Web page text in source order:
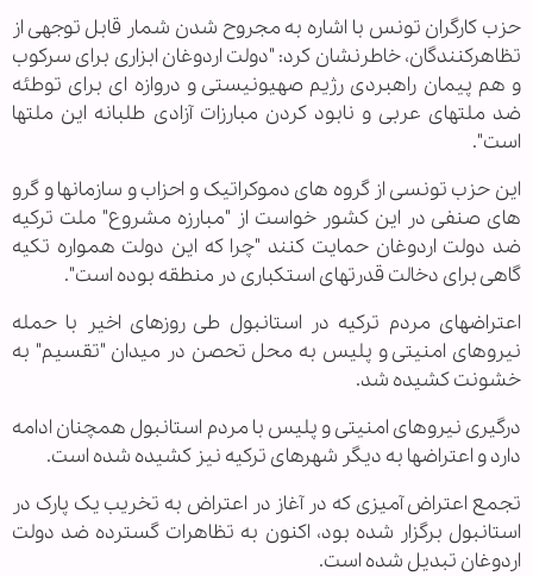
حزب کارگران تونس با اشاره به مجروح شدن شمار قابل توجهی از
تظاهرکنندگان، خاطرنشان کرد: "دولت اردوغان ابزاری برای سرکوب
و هم پیمان راهبردی رژیم صهیونیستی و دروازه ای برای توطئه
ضد ملتهای عربی و نابود کردن مبارزات آزادی طلبانه این ملتها
است".
این حزب تونسی از گروه های دموکراتیک و احزاب و سازمانها و گرو
های صنفی در این کشور خواست از "مبارزه مشروع" ملت ترکیه
ضد دولت اردوغان حمایت کنند "چرا که این دولت همواره تکیه
گاهی برای دخالت قدرتهای استکباری در منطقه بوده است".
اعتراضهای مردم ترکیه در استانبول طی روزهای اخیر با حمله
نیروهای امنیتی و پلیس به محل تحصن در میدان "تقسیم" به
خشونت کشیده شد.
درگیری نیروهای امنیتی و پلیس با مردم استانبول همچنان ادامه
دارد و اعتراضها به دیگر شهرهای ترکیه نیز کشیده شده است.
تجمع اعتراض آمیزی که در آغاز در اعتراض به تخریب یک پارک در
استانبول برگزار شده بود، اکنون به تظاهرات گسترده ضد دولت
اردوغان تبدیل شده است.